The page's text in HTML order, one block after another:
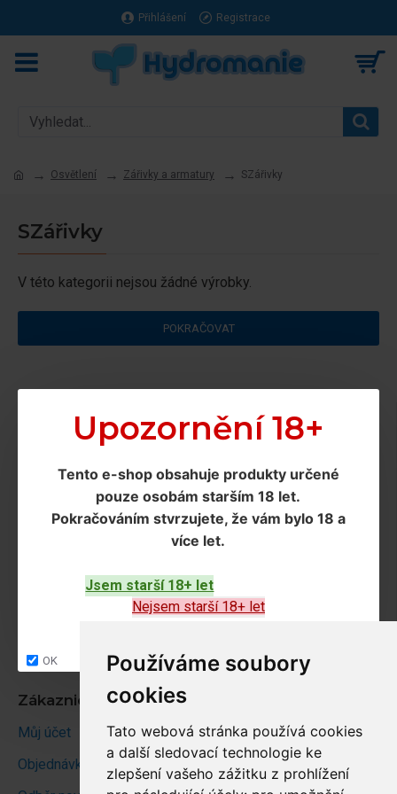
Používáme soubory
cookies
Tato webová stránka používá cookies
a další sledovací technologie ke
zlepšení vašeho zážitku z prohlížení
Upozornění 18+
Tento e-shop obsahuje produkty určené
pouze osobám starším 18 let.
Pokračováním stvrzujete, že vám bylo 18 a
více let.
Jsem starší 18+ let
Nejsem starší 18+ let
OK
Přihlášení Registrace
Osvětlení Zářivky a armatury SZářivky
SZářivky
V této kategorii nejsou žádné výrobky.
POKRAČOVAT
Ochrana os. údajů
Obchodní podmínky
Site map
Zákaznický účet
Můj účet
Objednávky